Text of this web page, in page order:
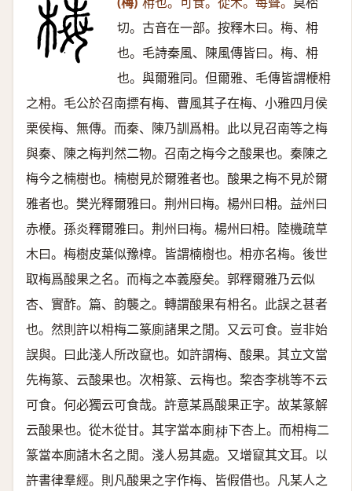
切。古音在一部。按釋木曰。梅、枏
也。毛詩秦風、陳風傳皆曰。梅、枏
也。與爾雅同。但爾雅、毛傳皆謂楩枏
之枏。毛公於召南摽有梅、曹風其子在梅、小雅四月侯
栗侯梅、無傳。而秦、陳乃訓爲枏。此以見召南等之梅
與秦、陳之梅判然二物。召南之梅今之酸果也。秦陳之
梅今之楠樹也。楠樹見於爾雅者也。酸果之梅不見於爾
雅者也。樊光釋爾雅曰。荆州曰梅。楊州曰枏。益州曰
赤楩。孫炎釋爾雅曰。荆州曰梅。楊州曰枏。陸機疏草
木曰。梅樹皮葉似豫樟。皆謂楠樹也。枏亦名梅。後世
取梅爲酸果之名。而梅之本義廢矣。郭釋爾雅乃云似
杏、實酢。篇、韵襲之。轉謂酸果有枏名。此誤之甚者
也。然則許以枏梅二篆廁諸果之閒。又云可食。豈非始
誤與。曰此淺人所改竄也。如許謂梅、酸果。其立文當
先梅篆、云酸果也。次枏篆、云梅也。棃杏李桃等不云
可食。何必獨云可食哉。許意某爲酸果正字。故某篆解
云酸果也。從木從甘。其字當本廁𣐈 下杏上。而枏梅二
篆當本廁諸木名之閒。淺人易其處。又增竄其文耳。以
許書律羣經。則凡酸果之字作梅、皆假借也。凡某人之